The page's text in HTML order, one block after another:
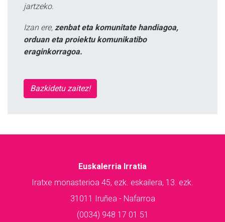
jartzeko.
Izan ere, zenbat eta komunitate handiagoa,
orduan eta proiektu komunikatibo
eraginkorragoa.
Bazkidetu zaitez!
Euskalerria Irratia
Iratxe monasterioa 45, ezk. eskailera, 13. ezk.
31011 Iruñea - Nafarroa
(0034) 948 17 01 51